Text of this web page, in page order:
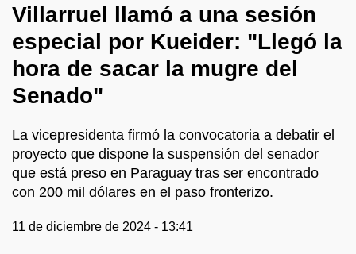
Villarruel llamó a una sesión
especial por Kueider: "Llegó la
hora de sacar la mugre del
Senado"
La vicepresidenta firmó la convocatoria a debatir el
proyecto que dispone la suspensión del senador
que está preso en Paraguay tras ser encontrado
con 200 mil dólares en el paso fronterizo.
11 de diciembre de 2024 - 13:41